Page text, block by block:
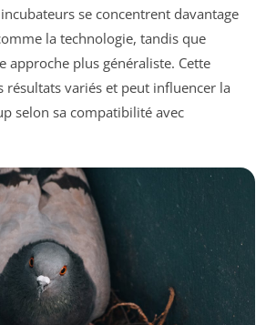
se concentrent davantage
la technologie, tandis que
approche plus généraliste. Cette
résultats variés et peut influencer la
selon sa compatibilité avec